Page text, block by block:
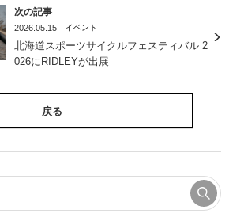
次の記事
2026.05.15 イベント
北海道スポーツサイクルフェスティバル 2
026にRIDLEYが出展
戻る